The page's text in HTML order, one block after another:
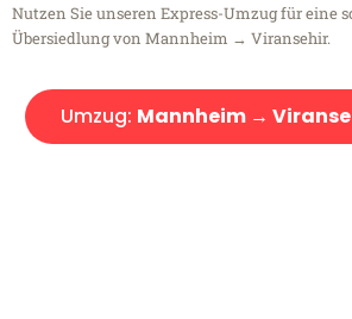
Nutzen Sie unseren Express-Umzug für eine
Übersiedlung von Mannheim → Viransehir.
Umzug: Mannheim →